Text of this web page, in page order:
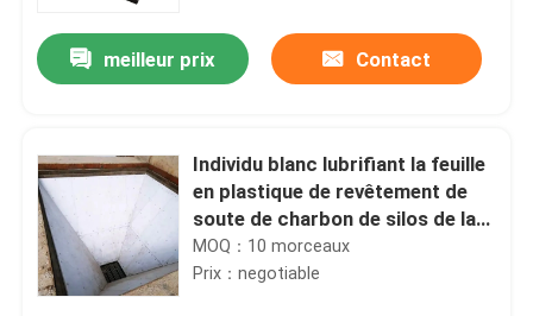
meilleur prix Contact
Individu blanc lubrifiant la feuille
en plastique de revêtement de
soute de charbon de silos de la
propriété UHMWPE
MOQ：10 morceaux
Prix：negotiable